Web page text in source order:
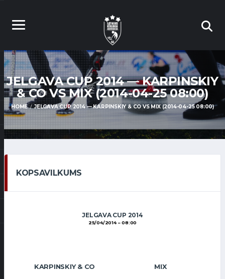
JELGAVA CUP 2014 — KARPINSKIY
& CO VS MIX (2014-04-25 08:00)
HOME JELGAVA CUP 2014 — KARPINSKIY & CO VS MIX (2014-04-25 08:00)
KOPSAVILKUMS
JELGAVA CUP 2014
25/04/2014 08:00
KARPINSKIY & CO MIX